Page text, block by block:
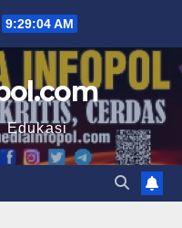
9:29:05 AM
Edukasi